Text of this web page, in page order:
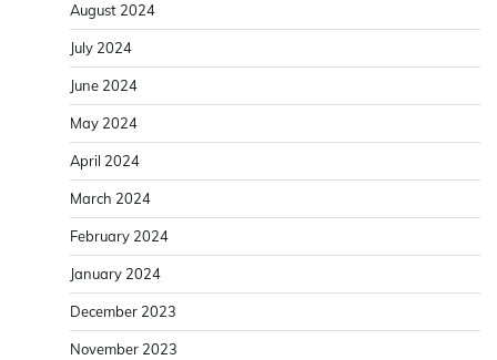
August 2024
July 2024
June 2024
May 2024
April 2024
March 2024
February 2024
January 2024
December 2023
November 2023